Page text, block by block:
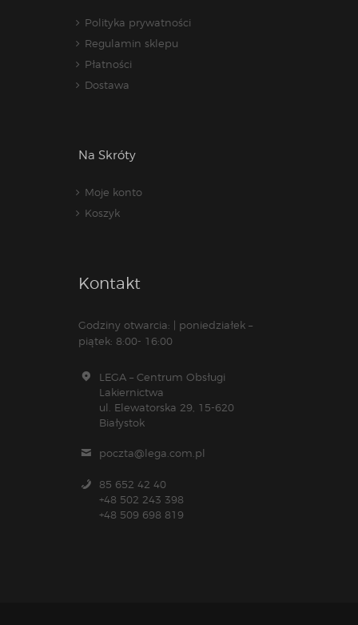
Polityka prywatności
Regulamin sklepu
Płatności
Dostawa
Na Skróty
Moje konto
Koszyk
Kontakt
Godziny otwarcia: | poniedziałek –
piątek: 8:00- 16:00
LEGA – Centrum Obsługi
Lakiernictwa
ul. Elewatorska 29, 15-620
Białystok
poczta@lega.com.pl
85 652 42 40
+48 502 243 398
+48 509 698 819